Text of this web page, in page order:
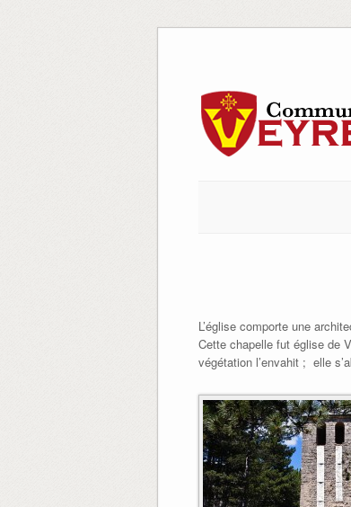
L’église comporte une
Cette chapelle fut église de
végétation l’envahit ; elle